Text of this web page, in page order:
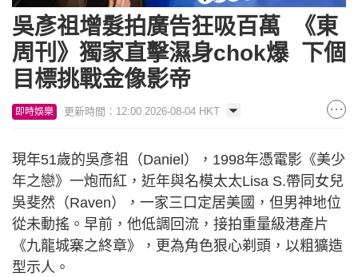
吳彥祖增髮拍廣告狂吸百萬 《東
周刊》獨家直擊濕身chok爆 下個
目標挑戰金像影帝
即時娛樂 更新時間：12:00 2026-08-04 HKT
現年51歲的吳彥祖（Daniel），1998年憑電影《美少
年之戀》一炮而紅，近年與名模太太Lisa S.帶同女兒
吳斐然（Raven），一家三口定居美國，但男神地位
從未動搖。早前，他低調回流，接拍重量級港產片
《九龍城寨之終章》，更為角色狠心剃頭，以粗獷造
型示人。